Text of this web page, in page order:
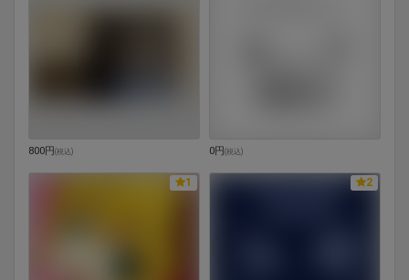
800円(税込) 0円(税込)
1 2